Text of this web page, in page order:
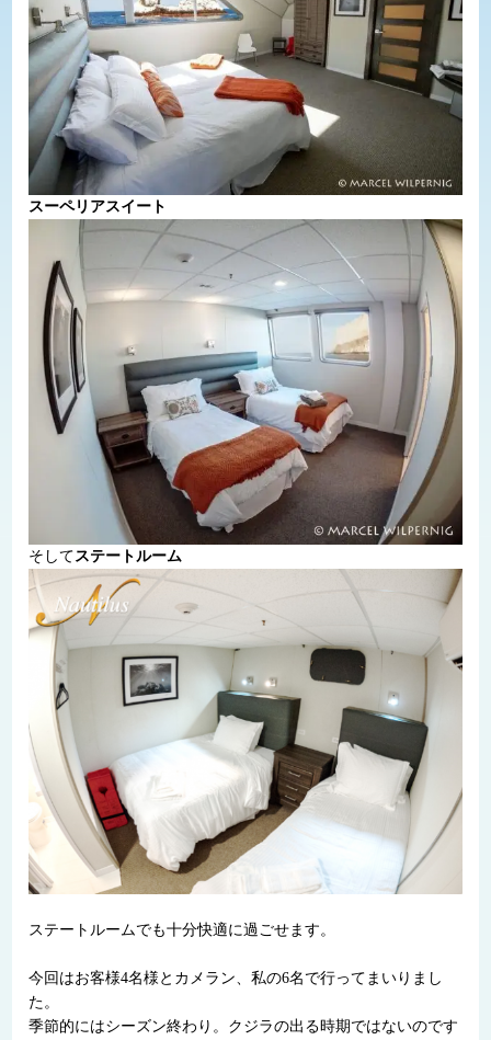
スーペリアスイート
そしてステートルーム
ステートルームでも十分快適に過ごせます。
今回はお客様4名様とカメラン、私の6名で行ってまいりまし
た。
季節的にはシーズン終わり。クジラの出る時期ではないのです